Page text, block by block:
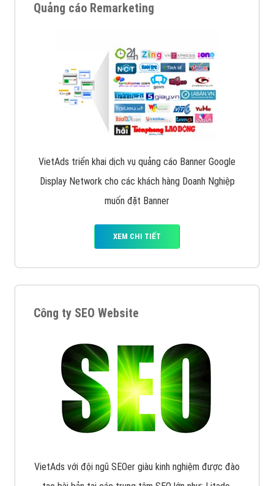
VietAds cùng bạn tìm hiểu về các hình thức
quảng cáo facebook hiện nay.
XEM CHI TIẾT
VietAds triển khai dịch vụ quảng cáo Banner Google
muốn đặt Banner